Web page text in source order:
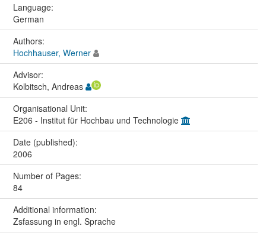
Language:
German
Authors:
Hochhauser, Werner
Advisor:
Kolbitsch, Andreas
Organisational Unit:
E206 - Institut für Hochbau und Technologie
Date (published):
2006
Number of Pages:
84
Additional information:
Zsfassung in engl. Sprache